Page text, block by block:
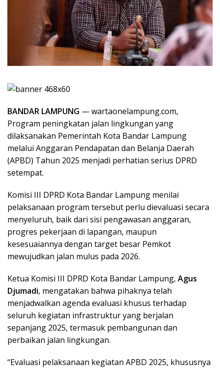
BANDAR LAMPUNG — wartaonelampung.com,
Program peningkatan jalan lingkungan yang
dilaksanakan Pemerintah Kota Bandar Lampung
melalui Anggaran Pendapatan dan Belanja Daerah
(APBD) Tahun 2025 menjadi perhatian serius DPRD
setempat.
Komisi III DPRD Kota Bandar Lampung menilai
pelaksanaan program tersebut perlu dievaluasi secara
menyeluruh, baik dari sisi pengawasan anggaran,
progres pekerjaan di lapangan, maupun
kesesuaiannya dengan target besar Pemkot
mewujudkan jalan mulus pada 2026.
Ketua Komisi III DPRD Kota Bandar Lampung, Agus
Djumadi, mengatakan bahwa pihaknya telah
menjadwalkan agenda evaluasi khusus terhadap
seluruh kegiatan infrastruktur yang berjalan
sepanjang 2025, termasuk pembangunan dan
perbaikan jalan lingkungan.
“Evaluasi pelaksanaan kegiatan APBD 2025, khususnya